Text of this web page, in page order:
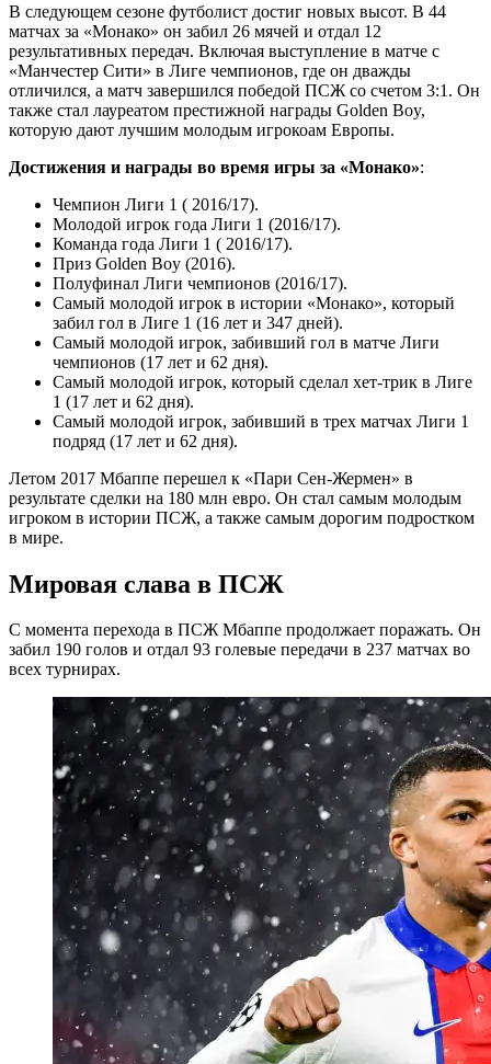
В следующем сезоне футболист достиг новых высот. В 44
матчах за «Монако» он забил 26 мячей и отдал 12
результативных передач. Включая выступление в матче с
«Манчестер Сити» в Лиге чемпионов, где он дважды
отличился, а матч завершился победой ПСЖ со счетом 3:1. Он
также стал лауреатом престижной награды Golden Boy,
которую дают лучшим молодым игрокоам Европы.
Достижения и награды во время игры за «Монако»:
Чемпион Лиги 1 ( 2016/17).
Молодой игрок года Лиги 1 (2016/17).
Команда года Лиги 1 ( 2016/17).
Приз Golden Boy (2016).
Полуфинал Лиги чемпионов (2016/17).
Самый молодой игрок в истории «Монако», который
забил гол в Лиге 1 (16 лет и 347 дней).
Самый молодой игрок, забивший гол в матче Лиги
чемпионов (17 лет и 62 дня).
Самый молодой игрок, который сделал хет-трик в Лиге
1 (17 лет и 62 дня).
Самый молодой игрок, забивший в трех матчах Лиги 1
подряд (17 лет и 62 дня).
Летом 2017 Мбаппе перешел к «Пари Сен-Жермен» в
результате сделки на 180 млн евро. Он стал самым молодым
игроком в истории ПСЖ, а также самым дорогим подростком
в мире.
Мировая слава в ПСЖ
С момента перехода в ПСЖ Мбаппе продолжает поражать. Он
забил 190 голов и отдал 93 голевые передачи в 237 матчах во
всех турнирах.